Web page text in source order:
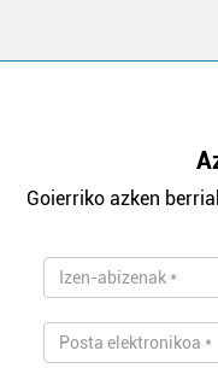
Goierriko azken